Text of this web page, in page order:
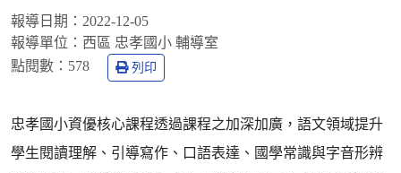
報導日期： 2022-12-05
報導單位： 西區 忠孝國小 輔導室
點閱數： 578 列印
忠孝國小資優核心課程透過課程之加深加廣，語文領域提升
學生閱讀理解、引導寫作、口語表達、國學常識與字音形辨